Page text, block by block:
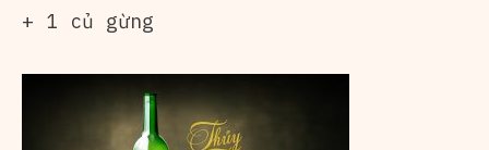
+ 1 củ gừng